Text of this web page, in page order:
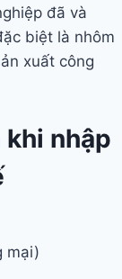
đã và
biệt là nhôm
xuất công
khi nhập
mại)